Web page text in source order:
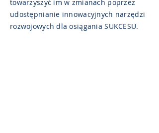
towarzyszyć im w zmianach poprzez
udostępnianie innowacyjnych narzędzi
rozwojowych dla osiągania SUKCESU.